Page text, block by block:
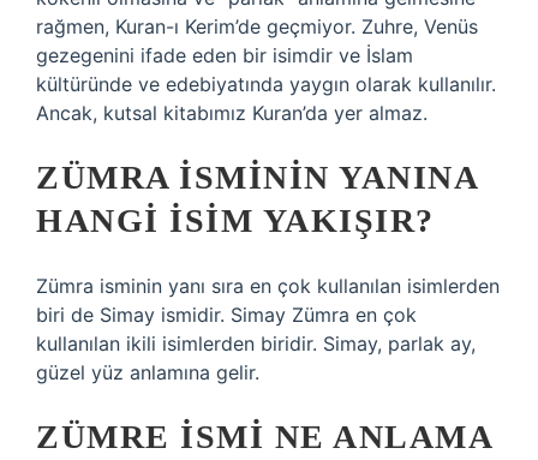
rağmen, Kuran-ı Kerim’de geçmiyor. Zuhre, Venüs
gezegenini ifade eden bir isimdir ve İslam
kültüründe ve edebiyatında yaygın olarak kullanılır.
Ancak, kutsal kitabımız Kuran’da yer almaz.
ZÜMRA ISMININ YANINA
HANGI ISIM YAKIŞIR?
Zümra isminin yanı sıra en çok kullanılan isimlerden
biri de Simay ismidir. Simay Zümra en çok
kullanılan ikili isimlerden biridir. Simay, parlak ay,
güzel yüz anlamına gelir.
ZÜMRE ISMI NE ANLAMA